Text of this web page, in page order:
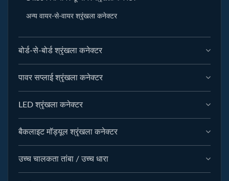
अन्य वायर-से-वायर श्रृंखला कनेक्टर
बोर्ड-से-बोर्ड श्रृंखला कनेक्टर
पावर सप्लाई श्रृंखला कनेक्टर
LED श्रृंखला कनेक्टर
बैकलाइट मॉड्यूल श्रृंखला कनेक्टर
उच्च चालकता तांबा / उच्च धारा